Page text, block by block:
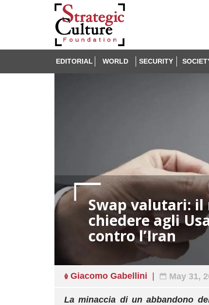
EDITORIAL WORLD SECURITY
Swap valutari: il
chiedere agli
contro l’Iran
Giacomo Gabellini May 31,
La minaccia di un abbandono